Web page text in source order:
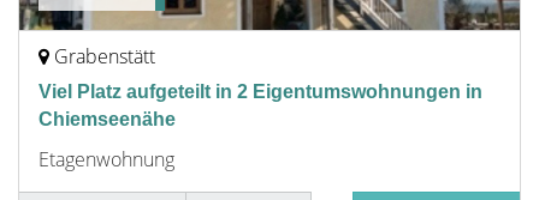
Grabenstätt
Viel Platz aufgeteilt in 2 Eigentumswohnungen in
Chiemseenähe
Etagenwohnung